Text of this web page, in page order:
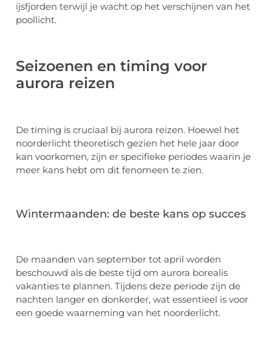
ijsfjorden terwijl je wacht op het verschijnen van het
poollicht.
Seizoenen en timing voor
aurora reizen
De timing is cruciaal bij aurora reizen. Hoewel het
noorderlicht theoretisch gezien het hele jaar door
kan voorkomen, zijn er specifieke periodes waarin je
meer kans hebt om dit fenomeen te zien.
Wintermaanden: de beste kans op succes
De maanden van september tot april worden
beschouwd als de beste tijd om aurora borealis
vakanties te plannen. Tijdens deze periode zijn de
nachten langer en donkerder, wat essentieel is voor
een goede waarneming van het noorderlicht.